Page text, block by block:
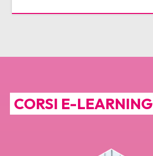
CORSI E-LEARNING